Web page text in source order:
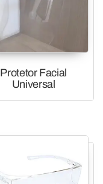
Protetor Facial
Universal